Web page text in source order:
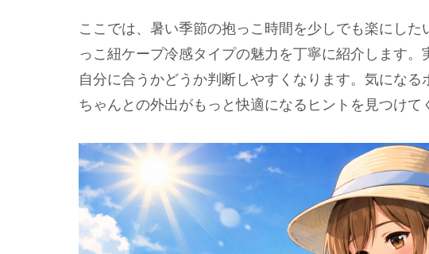
ここでは、暑い季節の抱っこ時間を少しでも楽にし
っこ紐ケープ冷感タイプの魅力を丁寧に紹介します。
自分に合うかどうか判断しやすくなります。気にな
ちゃんとの外出がもっと快適になるヒントを見つけて